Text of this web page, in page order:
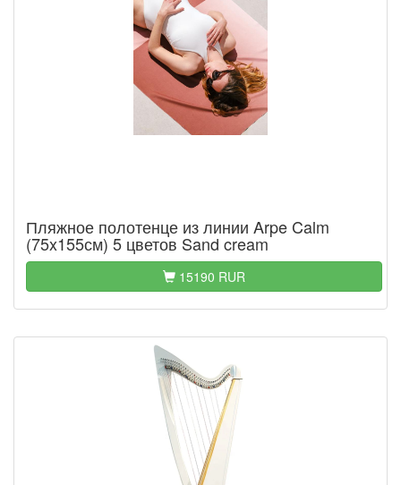
Пляжное полотенце из линии Arpe Calm
(75x155см) 5 цветов Sand cream
15190 RUR